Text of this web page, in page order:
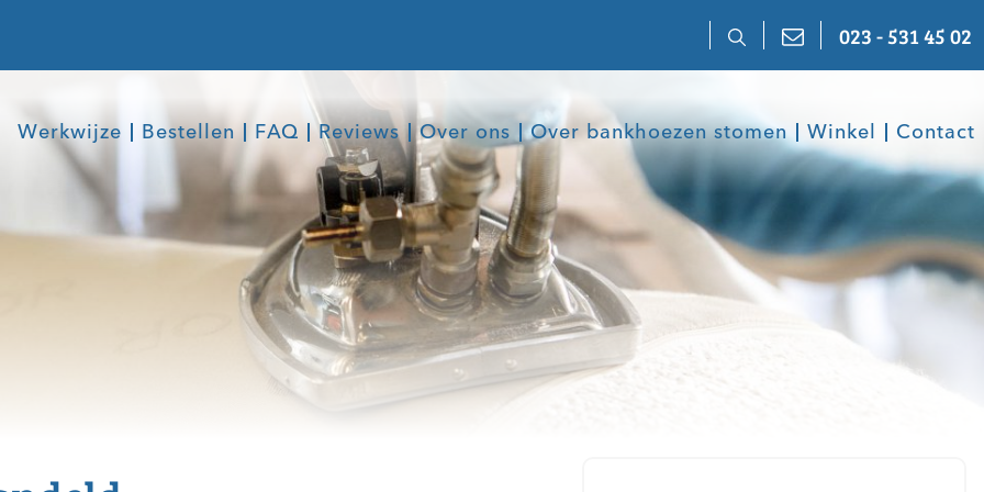
023 - 531 45 02
Werkwijze Bestellen FAQ Reviews Over ons Over bankhoezen stomen Winkel Contact